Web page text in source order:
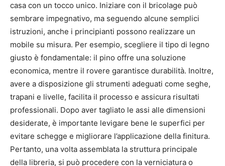
casa con un tocco unico. Iniziare con il bricolage può
sembrare impegnativo, ma seguendo alcune semplici
istruzioni, anche i principianti possono realizzare un
mobile su misura. Per esempio, scegliere il tipo di legno
giusto è fondamentale: il pino offre una soluzione
economica, mentre il rovere garantisce durabilità. Inoltre,
avere a disposizione gli strumenti adeguati come seghe,
trapani e livelle, facilita il processo e assicura risultati
professionali. Dopo aver tagliato le assi alle dimensioni
desiderate, è importante levigare bene le superfici per
evitare schegge e migliorare l’applicazione della finitura.
Pertanto, una volta assemblata la struttura principale
della libreria, si può procedere con la verniciatura o